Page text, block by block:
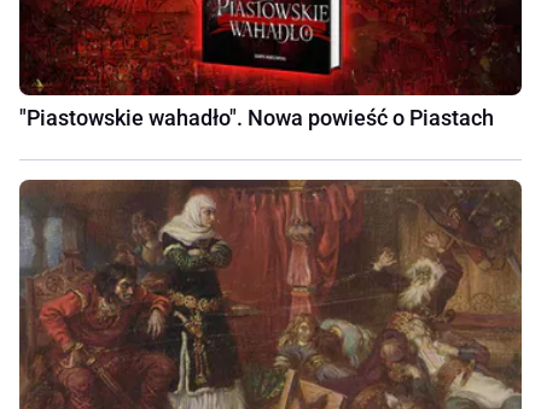
"Piastowskie wahadło". Nowa powieść o Piastach